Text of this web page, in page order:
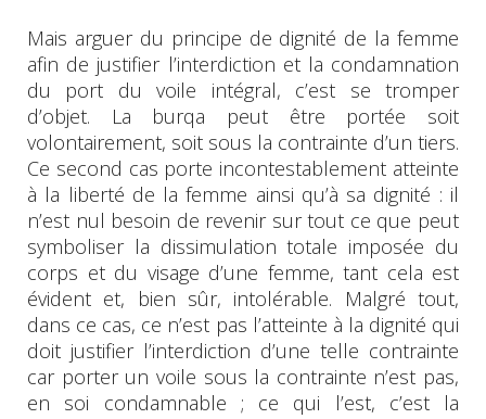
Mais arguer du principe de dignité de la femme
afin de justifier l’interdiction et la condamnation
du port du voile intégral, c’est se tromper
d’objet. La burqa peut être portée soit
volontairement, soit sous la contrainte d’un tiers.
Ce second cas porte incontestablement atteinte
à la liberté de la femme ainsi qu’à sa dignité : il
n’est nul besoin de revenir sur tout ce que peut
symboliser la dissimulation totale imposée du
corps et du visage d’une femme, tant cela est
évident et, bien sûr, intolérable. Malgré tout,
dans ce cas, ce n’est pas l’atteinte à la dignité qui
doit justifier l’interdiction d’une telle contrainte
car porter un voile sous la contrainte n’est pas,
en soi condamnable ; ce qui l’est, c’est la